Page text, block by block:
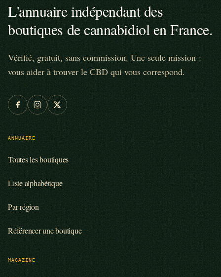
L'annuaire indépendant des
boutiques de cannabidiol en France.
Vérifié, gratuit, sans commission. Une seule mission :
vous aider à trouver le CBD qui vous correspond.
ANNUAIRE
Toutes les boutiques
Liste alphabétique
Par région
Référencer une boutique
MAGAZINE